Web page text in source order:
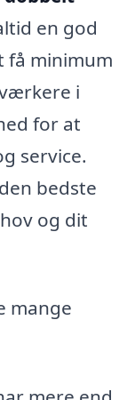
en god
få minimum
i
for at
service.
bedste
og dit
mange